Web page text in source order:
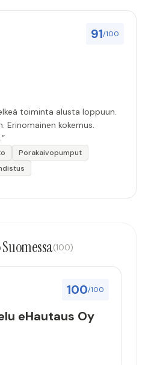
91/100
toiminta alusta loppuun.
Erinomainen kokemus.
Porakaivopumput
(100)
100/100
eHautaus Oy